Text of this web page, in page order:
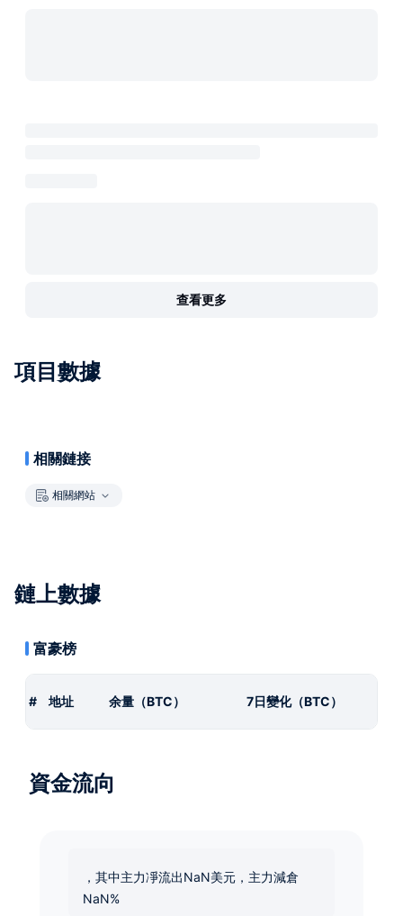
查看更多
項目數據
相關鏈接
相關網站
鏈上數據
富豪榜
# 地址 余量（BTC） 7日變化（BTC）
資金流向
，其中主力凈流出NaN美元，主力減倉
NaN%